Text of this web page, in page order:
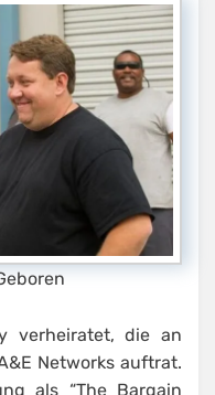
verheiratet, die an
Networks auftrat.
als “The Bargain